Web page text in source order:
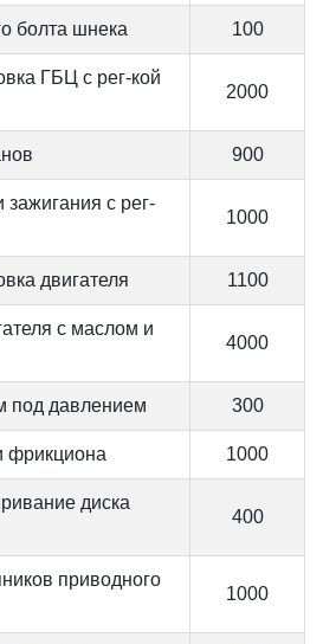
болта шнека 100
ГБЦ с рег-кой
2000
900
с рег-
1000
двигателя 1100
с маслом и
4000
под давлением 300
фрикциона 1000
диска
400
приводного
1000